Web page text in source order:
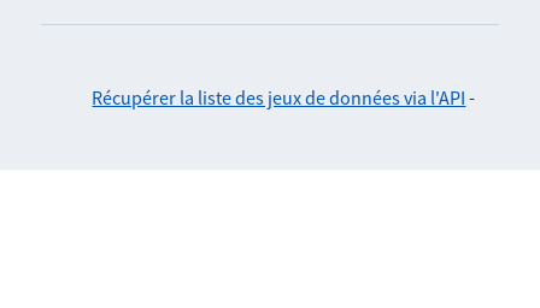
Récupérer la liste des jeux de données via l'API -